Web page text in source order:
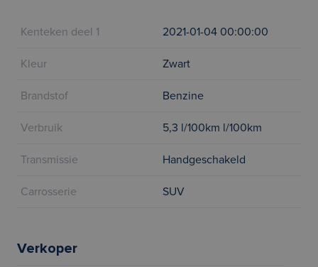
Kenteken deel 1 2021-01-04 00:00:00
Kleur Zwart
Brandstof Benzine
Verbruik 5,3 l/100km l/100km
Transmissie Handgeschakeld
Carrosserie SUV
Verkoper